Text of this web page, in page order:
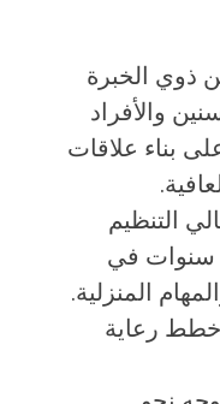
ذوي الخبرة
والأفراد
بناء علاقات
التنظيم
يتمتع بخبرة تزيد عن 5 سنوات في
المنزلية.
رعاية